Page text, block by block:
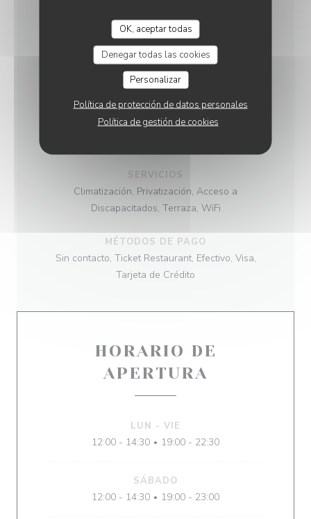
OK, aceptar todas
Denegar todas las cookies
Personalizar
Política de protección de datos personales
Política de gestión de cookies
GENERAL
COCINA
Italiana
TIPO DE NEGOCIO
SERVICIOS
Climatización, Privatización, Acceso a
Discapacitados, Terraza, WiFi
MÉTODOS DE PAGO
Sin contacto, Ticket Restaurant, Efectivo, Visa,
Tarjeta de Crédito
HORARIO DE
APERTURA
LUN -VIE
12:00 - 14:30 • 19:00 - 22:30
SÁBADO
12:00 - 14:30 • 19:00 - 23:00